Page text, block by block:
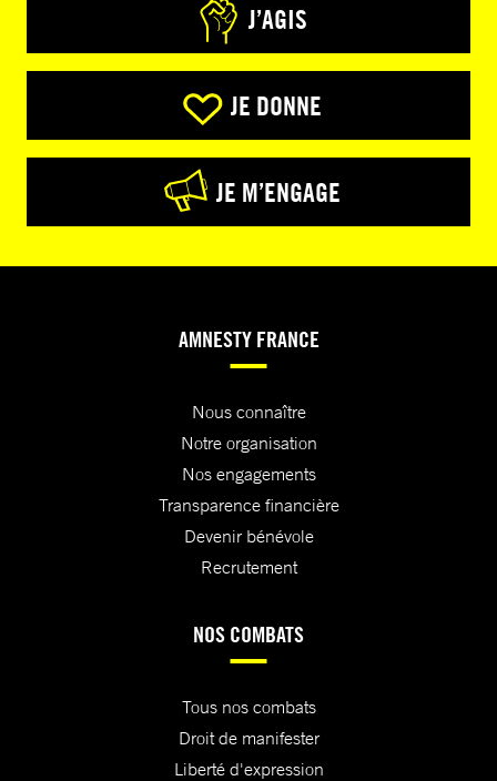
J’AGIS
JE DONNE
JE M’ENGAGE
AMNESTY FRANCE
Nous connaître
Notre organisation
Nos engagements
Transparence financière
Devenir bénévole
Recrutement
NOS COMBATS
Tous nos combats
Droit de manifester
Liberté d'expression